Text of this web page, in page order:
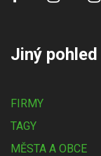
Jiný pohled
FIRMY
TAGY
MĚSTA A OBCE